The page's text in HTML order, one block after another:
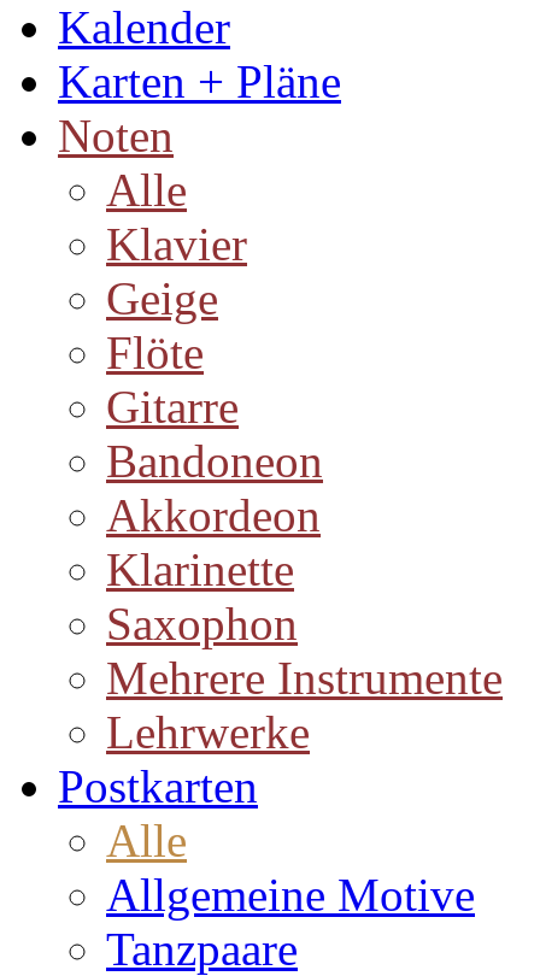
Kalender
Karten + Pläne
Noten
Alle
Klavier
Geige
Flöte
Gitarre
Bandoneon
Akkordeon
Klarinette
Saxophon
Mehrere Instrumente
Lehrwerke
Postkarten
Alle
Allgemeine Motive
Tanzpaare